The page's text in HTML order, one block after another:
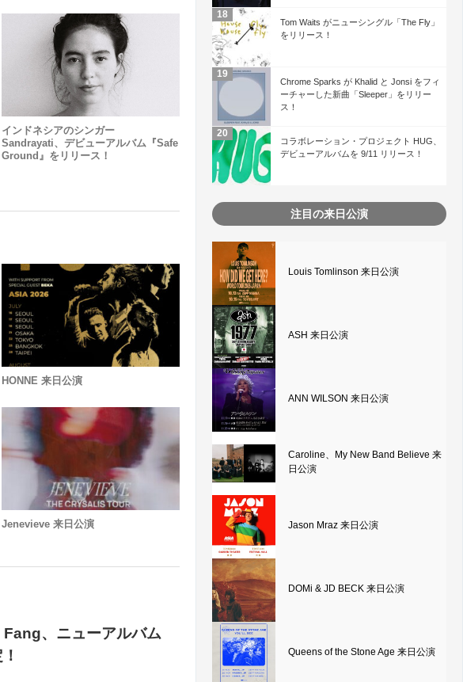
インドネシアのシンガー
Sandrayati、デビューアルバム『Safe
Ground』をリリース！
HONNE 来日公演
Jenevieve 来日公演
、ニューアルバム
Tom Waits がニューシングル「The Fly」
をリリース！
Chrome Sparks が Khalid と Jonsi をフィ
ーチャーした新曲「Sleeper」をリリー
ス！
コラボレーション・プロジェクト HUG、
デビューアルバムを 9/11 リリース！
注目の来日公演
Louis Tomlinson 来日公演
ASH 来日公演
ANN WILSON 来日公演
Caroline、My New Band Believe 来
日公演
Jason Mraz 来日公演
DOMi & JD BECK 来日公演
Queens of the Stone Age 来日公演